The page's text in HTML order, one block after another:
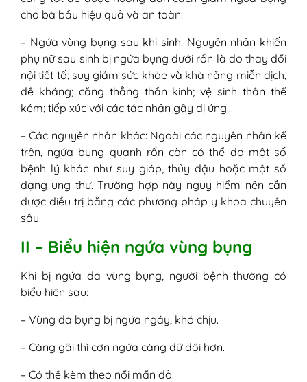
cho bà bầu hiệu quả và an toàn.
– Ngứa vùng bụng sau khi sinh: Nguyên nhân khiến
phụ nữ sau sinh bị ngứa bụng dưới rốn là do thay đổi
nội tiết tố; suy giảm sức khỏe và khả năng miễn dịch,
đề kháng; căng thẳng thần kinh; vệ sinh thân thể
kém; tiếp xúc với các tác nhân gây dị ứng…
– Các nguyên nhân khác: Ngoài các nguyên nhân kể
trên, ngứa bụng quanh rốn còn có thể do một số
bệnh lý khác như suy giáp, thủy đậu hoặc một số
dạng ung thư. Trường hợp này nguy hiểm nên cần
được điều trị bằng các phương pháp y khoa chuyên
sâu.
II – Biểu hiện ngứa vùng bụng
Khi bị ngứa da vùng bụng, người bệnh thường có
biểu hiện sau:
– Vùng da bụng bị ngứa ngáy, khó chịu.
– Càng gãi thì cơn ngứa càng dữ dội hơn.
– Có thể kèm theo nổi mẩn đỏ.